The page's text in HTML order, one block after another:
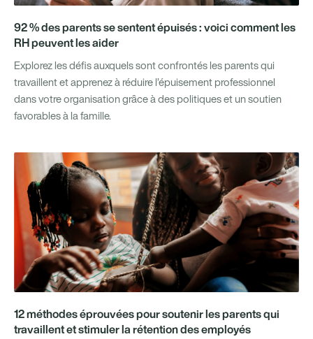
92 % des parents se sentent épuisés : voici comment les
RH peuvent les aider
Explorez les défis auxquels sont confrontés les parents qui
travaillent et apprenez à réduire l’épuisement professionnel
dans votre organisation grâce à des politiques et un soutien
favorables à la famille.
12 méthodes éprouvées pour soutenir les parents qui
travaillent et stimuler la rétention des employés